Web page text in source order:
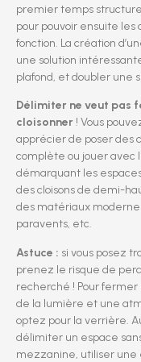
premier temps
pour pouvoir ensuite
fonction. La création
une solution
plafond, et doubler une
Délimiter ne veut pas
cloisonner ! Vous
apprécier de poser des
complète ou jouer avec
démarquant les
des cloisons de demi-
des matériaux
paravents, etc.
Astuce : si vous posez
prenez le risque de
recherché ! Pour
de la lumière et une
optez pour la verrière.
délimiter un espace
mezzanine, utiliser une